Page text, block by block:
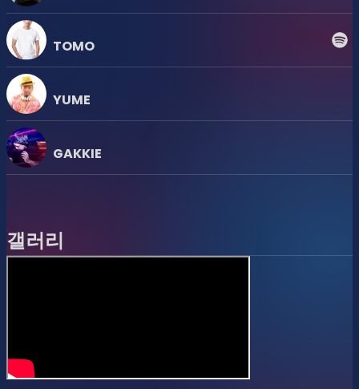
東京都港区南青山3-18-19 フェスタ表参道ビルB1
[Room 1]
12人のDJ、30人超のパフォーマー、2
人のVJ
音と光、ショーと映像が交差する、究極の6時間！
TOMO
YUME
GAKKIE
갤러리